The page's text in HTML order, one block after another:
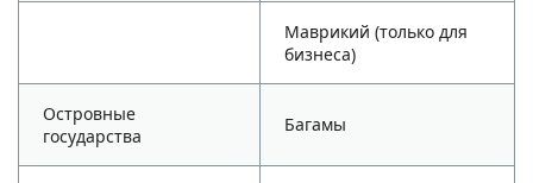
Маврикий (только для
бизнеса)
Островные
государства
Багамы